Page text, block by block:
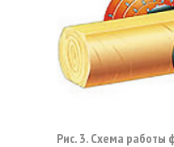
Рис. 3. Схема работы